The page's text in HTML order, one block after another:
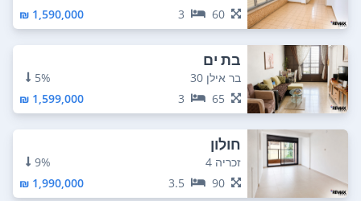
60
3
1,590,000 ₪
בת ים
בר אילן 30
5%
65
3
1,599,000 ₪
חולון
זכריה 4
9%
90
3.5
1,990,000 ₪